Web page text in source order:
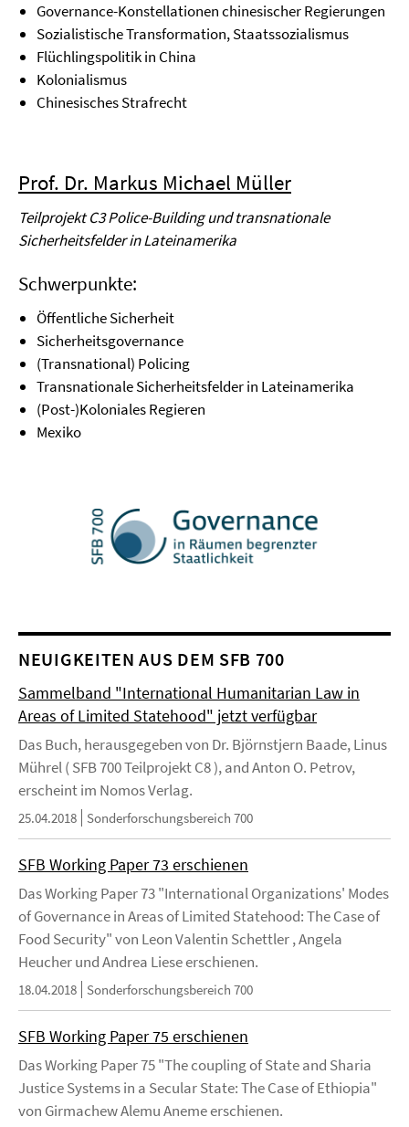
Governance-Konstellationen chinesischer Regierungen
Sozialistische Transformation, Staatssozialismus
Flüchlingspolitik in China
Kolonialismus
Chinesisches Strafrecht
Prof. Dr. Markus Michael Müller
Teilprojekt C3 Police-Building und transnationale
Sicherheitsfelder in Lateinamerika
Schwerpunkte:
Öffentliche Sicherheit
Sicherheitsgovernance
(Transnational) Policing
Transnationale Sicherheitsfelder in Lateinamerika
(Post-)Koloniales Regieren
Mexiko
NEUIGKEITEN AUS DEM SFB 700
Sammelband "International Humanitarian Law in
Areas of Limited Statehood" jetzt verfügbar
Das Buch, herausgegeben von Dr. Björnstjern Baade, Linus
Mührel ( SFB 700 Teilprojekt C8 ), and Anton O. Petrov,
erscheint im Nomos Verlag.
25.04.2018 Sonderforschungsbereich 700
SFB Working Paper 73 erschienen
Das Working Paper 73 "International Organizations' Modes
of Governance in Areas of Limited Statehood: The Case of
Food Security" von Leon Valentin Schettler , Angela
Heucher und Andrea Liese erschienen.
18.04.2018 Sonderforschungsbereich 700
SFB Working Paper 75 erschienen
Das Working Paper 75 "The coupling of State and Sharia
Justice Systems in a Secular State: The Case of Ethiopia"
von Girmachew Alemu Aneme erschienen.